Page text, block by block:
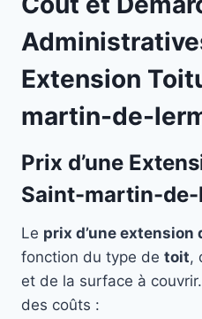
Extension
martin-de-
Prix d’une
Saint-martin-
Le prix d’une extension
fonction du type de toit,
et de la surface à
des coûts :